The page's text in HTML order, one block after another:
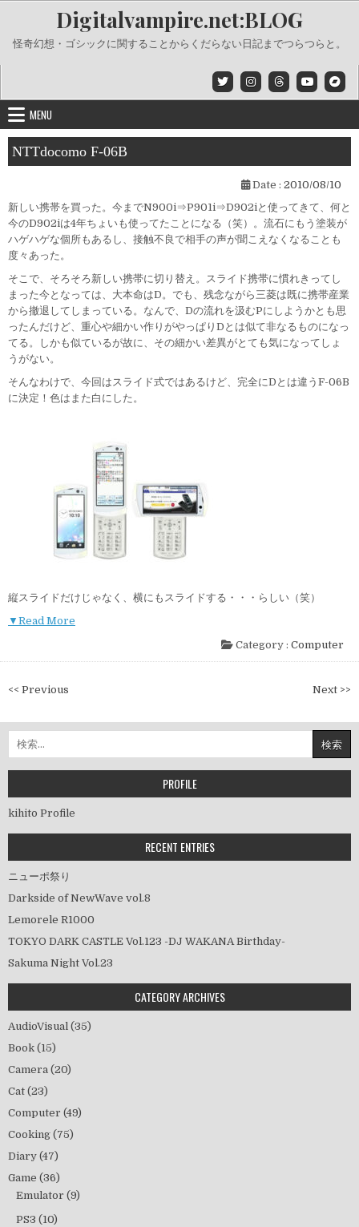
content
Digitalvampire.net:BLOG
怪奇幻想・ゴシックに関することからくだらない日記までつらつらと。
MENU
NTTdocomo F-06B
Date : 2010/08/10
新しい携帯を買った。今までN900i⇒P901i⇒D902iと使ってきて、何と
今のD902iは4年ちょいも使ってたことになる（笑）。流石にもう塗装が
ハゲハゲな個所もあるし、接触不良で相手の声が聞こえなくなることも
度々あった。
そこで、そろそろ新しい携帯に切り替え。スライド携帯に慣れきってし
まった今となっては、大本命はD。でも、残念ながら三菱は既に携帯産業
から撤退してしまっている。なんで、Dの流れを汲むPにしようかとも思
ったんだけど、重心や細かい作りがやっぱりDとは似て非なるものになっ
てる。しかも似ているが故に、その細かい差異がとても気になってしょ
うがない。
そんなわけで、今回はスライド式ではあるけど、完全にDとは違うF-06B
に決定！色はまた白にした。
縦スライドだけじゃなく、横にもスライドする・・・らしい（笑）
▼Read More
Category : Computer
投
ナ
ビ
ゲ
シ
<< Previous Next >>
索:
PROFILE
kihito Profile
RECENT ENTRIES
ニューポ祭り
Darkside of NewWave vol.8
Lemorele R1000
TOKYO DARK CASTLE Vol.123 -DJ WAKANA Birthday-
Sakuma Night Vol.23
CATEGORY ARCHIVES
AudioVisual (35)
Book (15)
Camera (20)
Cat (23)
Computer (49)
Cooking (75)
Diary (47)
Game (36)
Emulator (9)
PS3 (10)